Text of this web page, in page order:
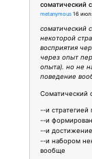
соматический
metanymous 16
соматический
некоторой
восприятия
через опыт
опыта). но не
поведение
Соматический
--и стратегией
--и
--и
--и набором
вообще